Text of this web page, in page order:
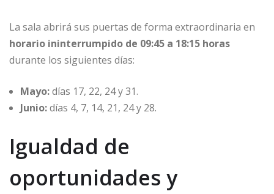
La sala abrirá sus puertas de forma extraordinaria en
horario ininterrumpido de 09:45 a 18:15 horas
durante los siguientes días:
Mayo:días 17, 22, 24 y 31.
Junio:días 4, 7, 14, 21, 24 y 28.
Igualdad de
oportunidades y